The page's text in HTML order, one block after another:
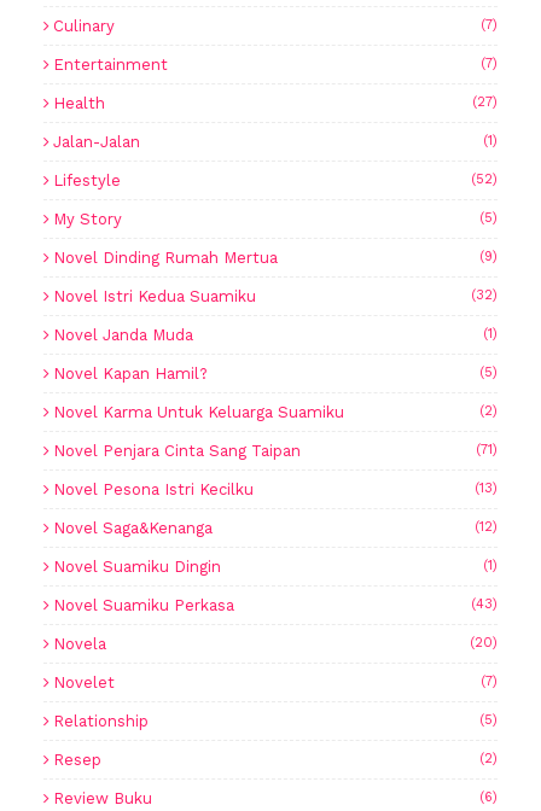
Culinary (7)
Entertainment (7)
Health (27)
Jalan-Jalan (1)
Lifestyle (52)
My Story (5)
Novel Dinding Rumah Mertua (9)
Novel Istri Kedua Suamiku (32)
Novel Janda Muda (1)
Novel Kapan Hamil? (5)
Novel Karma Untuk Keluarga Suamiku (2)
Novel Penjara Cinta Sang Taipan (71)
Novel Pesona Istri Kecilku (13)
Novel Saga&Kenanga (12)
Novel Suamiku Dingin (1)
Novel Suamiku Perkasa (43)
Novela (20)
Novelet (7)
Relationship (5)
Resep (2)
Review Buku (6)